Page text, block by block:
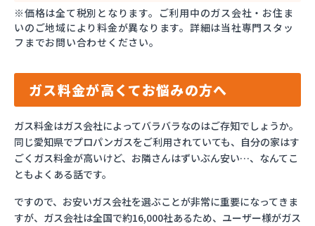
※価格は全て税別となります。ご利用中のガス会社・お住ま
いのご地域により料金が異なります。詳細は当社専門スタッ
フまでお問い合わせください。
ガス料金が高くてお悩みの方へ
ガス料金はガス会社によってバラバラなのはご存知でしょうか。
同じ愛知県でプロパンガスをご利用されていても、自分の家はす
ごくガス料金が高いけど、お隣さんはずいぶん安い…、なんてこ
ともよくある話です。
ですので、お安いガス会社を選ぶことが非常に重要になってきま
すが、ガス会社は全国で約16,000社あるため、ユーザー様がガス